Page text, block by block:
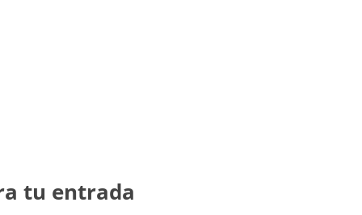
tu entrada